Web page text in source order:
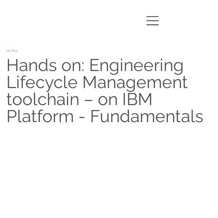
OS-TR-13
Hands on: Engineering
Lifecycle Management
toolchain – on IBM
Platform - Fundamentals